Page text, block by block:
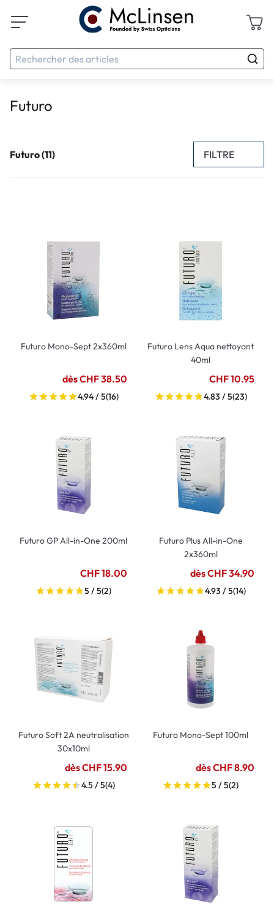
Futuro
Futuro (11) FILTRE
Futuro Mono-Sept 2x360ml
dès CHF 38.50
4.94 / 5(16)
Futuro Lens Aqua nettoyant
40ml
CHF 10.95
4.83 / 5(23)
Futuro GP All-in-One 200ml
CHF 18.00
5 / 5(2)
Futuro Plus All-in-One
2x360ml
dès CHF 34.90
4.93 / 5(14)
Futuro Soft 2A neutralisation
30x10ml
dès CHF 15.90
4.5 / 5(4)
Futuro Mono-Sept 100ml
dès CHF 8.90
5 / 5(2)